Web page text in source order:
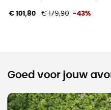
€ 101,80 € 179,90 -43%
Goed voor jouw